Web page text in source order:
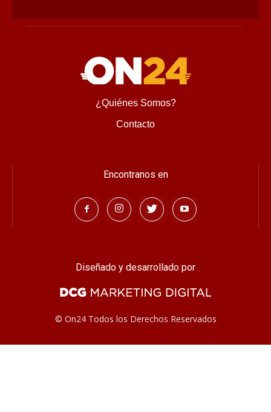
¿Quiénes Somos?
Contacto
Encontranos en
Diseñado y desarrollado por
© On24 Todos los Derechos Reservados